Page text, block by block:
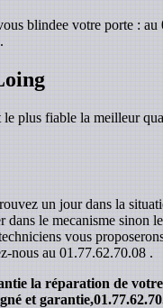
blindee votre porte : au
le plus fiable la meilleur
un jour dans la
le mecanisme sinon
vous
nous au01.77.62.70.08.
la réparation de
et garantie,